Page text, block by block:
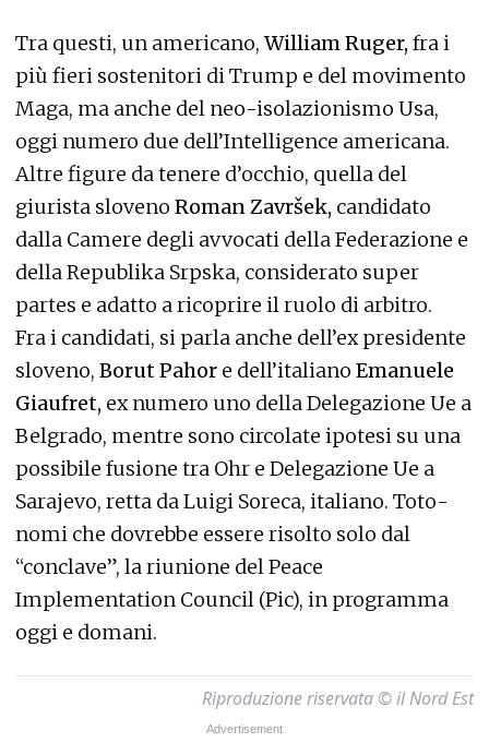
Tra questi, un americano, William Ruger, fra i
più fieri sostenitori di Trump e del movimento
Maga, ma anche del neo-isolazionismo Usa,
oggi numero due dell’Intelligence americana.
Altre figure da tenere d’occhio, quella del
giurista sloveno Roman Završek, candidato
dalla Camere degli avvocati della Federazione e
della Republika Srpska, considerato super
partes e adatto a ricoprire il ruolo di arbitro.
Fra i candidati, si parla anche dell’ex presidente
sloveno, Borut Pahor e dell’italiano Emanuele
Giaufret, ex numero uno della Delegazione Ue a
Belgrado, mentre sono circolate ipotesi su una
possibile fusione tra Ohr e Delegazione Ue a
Sarajevo, retta da Luigi Soreca, italiano. Toto-
nomi che dovrebbe essere risolto solo dal
“conclave”, la riunione del Peace
Implementation Council (Pic), in programma
oggi e domani.
Riproduzione riservata © il Nord Est